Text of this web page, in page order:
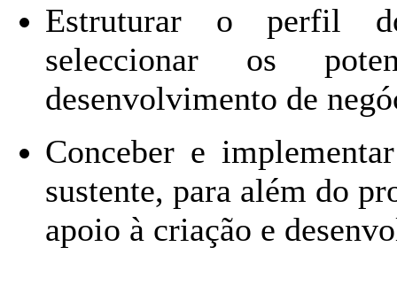
Estruturar o perfil
seleccionar os
desenvolvimento de
Conceber e
sustente, para além do
apoio à criação e